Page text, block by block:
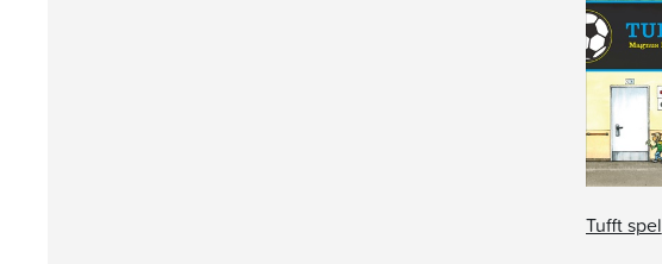
Tufft spel